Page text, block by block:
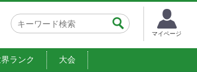
マイページ
ランク 大会